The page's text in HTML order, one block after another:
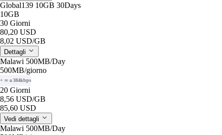
Global139 10GB 30Days
10GB
30 Giorni
80,20 USD
8,02 USD/GB
Dettagli
Malawi 500MB/Day
500MB/giorno
+ ∞ a 384kbps
20 Giorni
8,56 USD/GB
85,60 USD
Vedi dettagli
Malawi 500MB/Day